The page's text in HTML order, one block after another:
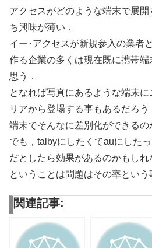
アクセスがどのような端末で展
ち興味が薄い．
イー･アクセスが新規参入の業者
作る企業の多くは現在既に携帯
思う．
となれば写真にあるような端末
リアから登場する事もあるだろう
端末でそんなに差別化ができるの
でも，talbyにしたくてauにした
だとしたら効果があるのかもしれ
ということは問題はその率という
関連記事: